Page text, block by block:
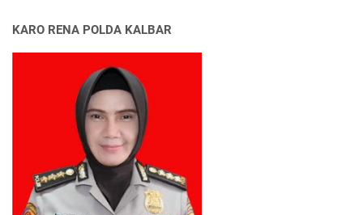
KARO RENA POLDA KALBAR